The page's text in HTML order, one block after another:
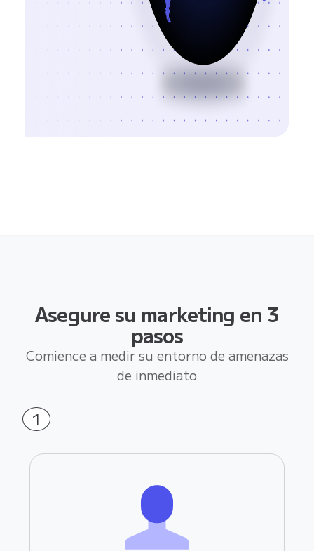
Asegure su marketing en 3
pasos
Comience a medir su entorno de amenazas
de inmediato
1